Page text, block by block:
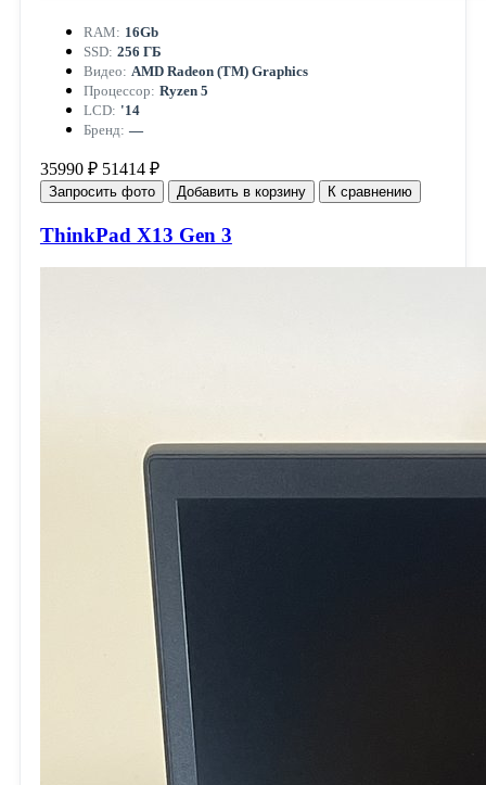
RAM: 16Gb
SSD: 256 ГБ
Видео: AMD Radeon (TM) Graphics
Процессор: Ryzen 5
LCD: '14
Бренд: —
35990 ₽ 51414 ₽
Запросить фото Добавить в корзину К сравнению
ThinkPad X13 Gen 3